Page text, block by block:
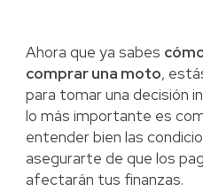
Ahora que ya sabes
comprar una moto,
para tomar una decisión
lo más importante es
entender bien las
asegurarte de que los
afectarán tus finanzas.